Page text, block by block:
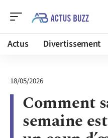
Actus Divertissement
18/05/2026
Comment
semaine